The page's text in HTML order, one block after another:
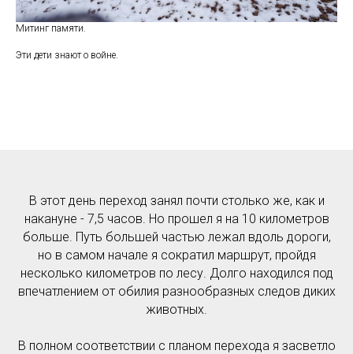
Митинг памяти.
Эти дети знают о войне.
В этот день переход занял почти столько же, как и
накануне - 7,5 часов. Но прошел я на 10 километров
больше. Путь большей частью лежал вдоль дороги,
но в самом начале я сократил маршрут, пройдя
несколько километров по лесу. Долго находился под
впечатлением от обилия разнообразных следов диких
животных.
В полном соответствии с планом перехода я засветло